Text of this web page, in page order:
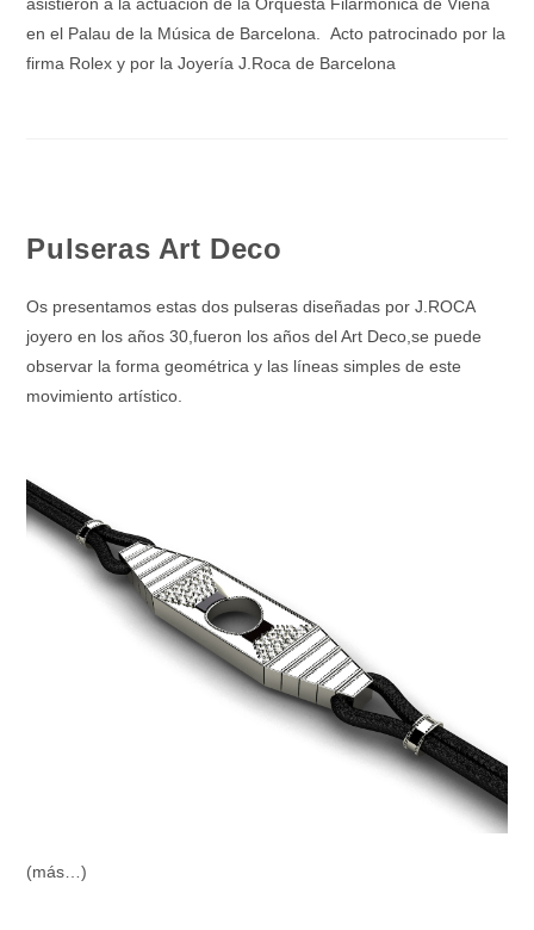
en el Palau de la Música de Barcelona. Acto patrocinado por la
firma Rolex y por la Joyería J.Roca de Barcelona
Pulseras Art Deco
Os presentamos estas dos pulseras diseñadas por J.ROCA
joyero en los años 30,fueron los años del Art Deco,se puede
observar la forma geométrica y las líneas simples de este
movimiento artístico.
(más…)